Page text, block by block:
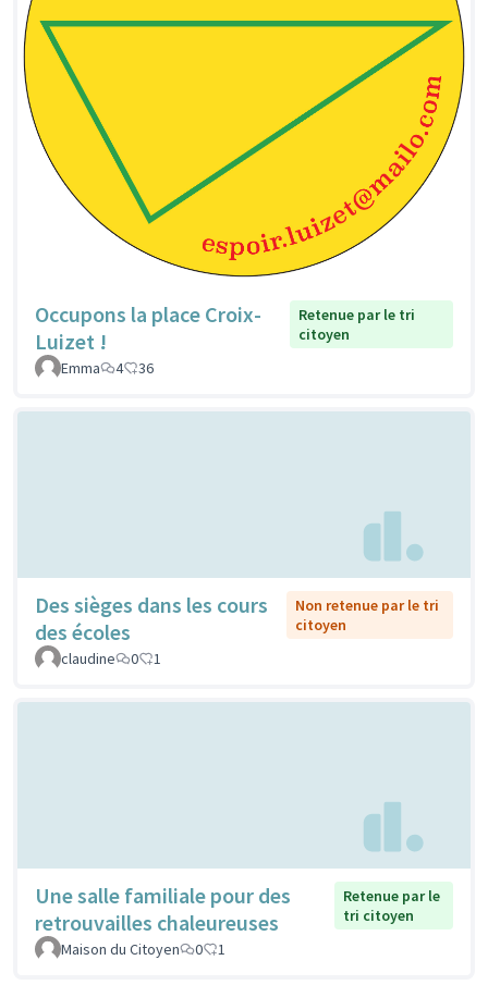
Occupons la place Croix-
Luizet !
Retenue par le tri
citoyen
Emma
4 36
Des sièges dans les cours
des écoles
Non retenue par le tri
citoyen
claudine
0 1
Une salle familiale pour des
retrouvailles chaleureuses
Retenue par le
tri citoyen
Maison du Citoyen
0 1